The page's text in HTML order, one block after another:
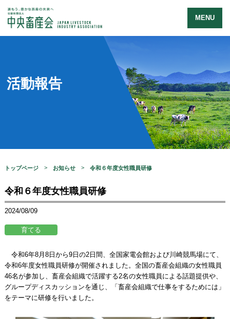
MENU
活動報告
トップページ お知らせ 令和６年度女性職員研修
令和６年度女性職員研修
2024/08/09
令和6年8月8日から9日の2日間、全国家電会館および川崎競馬場にて、
令和6年度女性職員研修が開催されました。全国の畜産会組織の女性職員
46名が参加し、畜産会組織で活躍する2名の女性職員による話題提供や、
グループディスカッションを通じ、「畜産会組織で仕事をするためには」
をテーマに研修を行いました。